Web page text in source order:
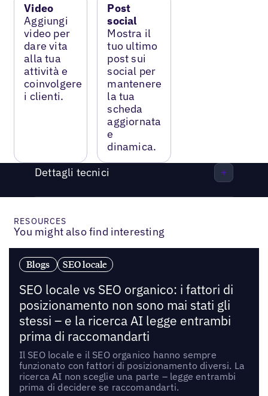
Video
Aggiungi
video per
dare vita
alla tua
attività e
coinvolgere
i clienti.
Post
social
Mostra il
tuo ultimo
post sui
social per
mantenere
la tua
scheda
aggiornata
e
dinamica.
Dettagli tecnici
RESOURCES
You might also find interesting
Blogs SEO locale
SEO locale vs SEO organico: i fattori di
posizionamento non sono mai stati gli
stessi – e la ricerca AI legge entrambi
prima di raccomandarti
Il SEO locale e il SEO organico hanno sempre
funzionato con fattori di posizionamento diversi. La
ricerca AI non sceglie una parte – legge entrambi
prima di decidere se raccomandarti.